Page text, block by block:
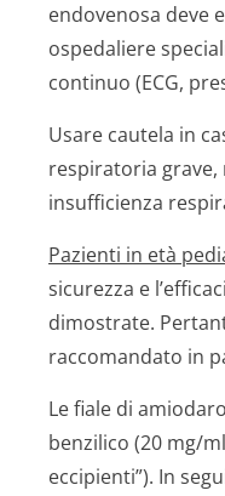
endovenosa deve
ospedaliere
continuo (ECG,
Usare cautela in
respiratoria
insufficienza
Pazienti in età
sicurezza e
dimostrate.
raccomandato in
Le fiale di
benzilico (20 mg/
eccipienti”). In